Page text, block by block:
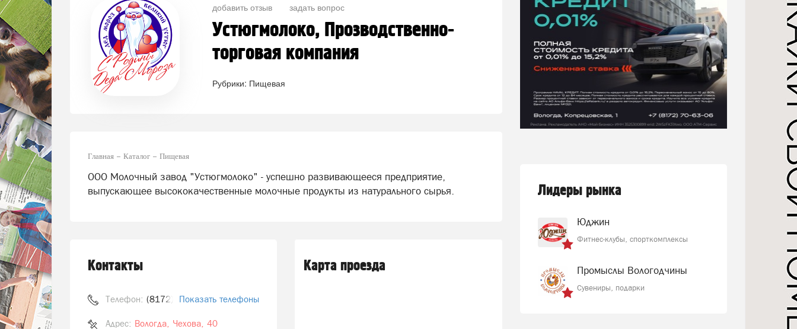
добавить отзыв задать вопрос
Устюгмолоко, Прозводственно-
торговая компания
Рубрики: Пищевая
Главная Каталог Пищевая
ООО Молочный завод "Устюгмолоко" - успешно развивающееся предприятие,
выпускающее высококачественные молочные продукты из натурального сырья.
Контакты
Телефон: (8172) 75-25-25Показать телефоны
Адрес: Вологда, Чехова, 40
Карта проезда
Лидеры рынка
Юджин
Фитнес-клубы, спорткомплексы
Промыслы Вологодчины
Сувениры, подарки